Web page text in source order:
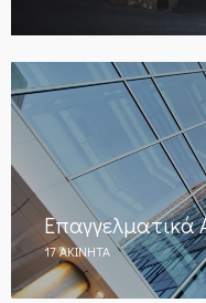
Επαγγελματικά
17 ΑΚΊΝΗΤΑ